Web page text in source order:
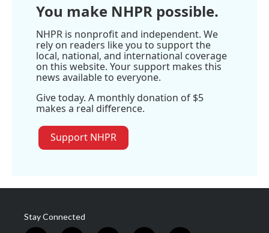
You make NHPR possible.
NHPR is nonprofit and independent. We
rely on readers like you to support the
local, national, and international coverage
on this website. Your support makes this
news available to everyone.
Give today. A monthly donation of $5
makes a real difference.
Support NHPR
Stay Connected